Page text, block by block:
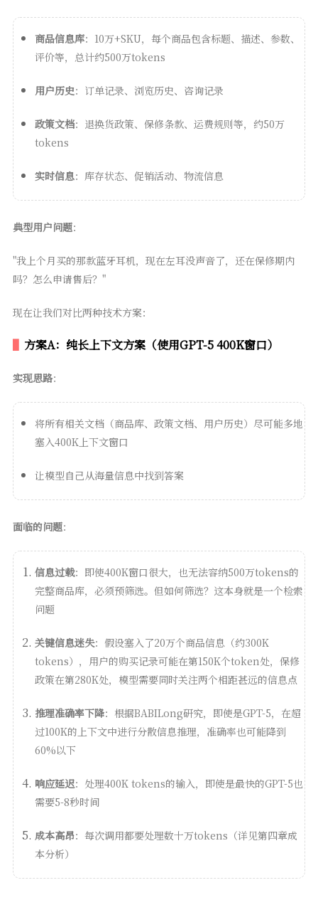
商品信息库：10万+SKU，每个商品包含标题、描述、参数、
评价等，总计约500万tokens
用户历史：订单记录、浏览历史、咨询记录
政策文档：退换货政策、保修条款、运费规则等，约50万
tokens
实时信息：库存状态、促销活动、物流信息
典型用户问题：
"我上个月买的那款蓝牙耳机，现在左耳没声音了，还在保修期内
吗？怎么申请售后？"
现在让我们对比两种技术方案：
方案A：纯长上下文方案（使用GPT-5 400K窗口）
实现思路：
将所有相关文档（商品库、政策文档、用户历史）尽可能多地
塞入400K上下文窗口
让模型自己从海量信息中找到答案
面临的问题：
信息过载：即使400K窗口很大，也无法容纳500万tokens的
完整商品库，必须预筛选。但如何筛选？这本身就是一个检索
问题
关键信息迷失：假设塞入了20万个商品信息（约300K
tokens），用户的购买记录可能在第150K个token处，保修
政策在第280K处，模型需要同时关注两个相距甚远的信息点
推理准确率下降：根据BABILong研究，即使是GPT-5，在超
过100K的上下文中进行分散信息推理，准确率也可能降到
60%以下
响应延迟：处理400K tokens的输入，即使是最快的GPT-5也
需要5-8秒时间
成本高昂：每次调用都要处理数十万tokens（详见第四章成
本分析）